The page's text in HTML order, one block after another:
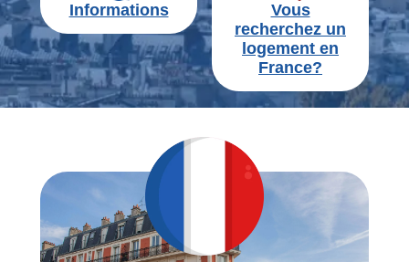
Informations
Vous
recherchez un
logement en
France?